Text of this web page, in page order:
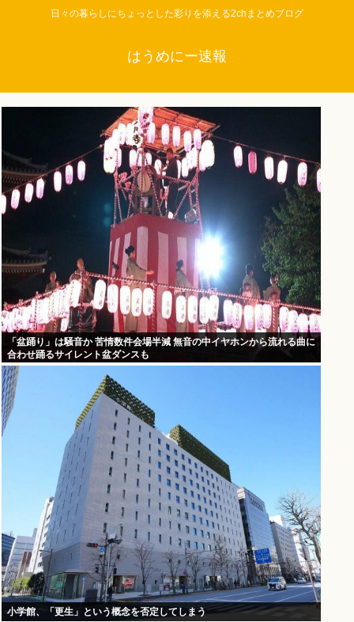
日々の暮らしにちょっとした彩りを添える2chまとめブログ
はうめにー速報
「盆踊り」は騒音か 苦情数件会場半減 無音の中イヤホンから流れる曲に
合わせ踊るサイレント盆ダンスも
小学館、「更生」という概念を否定してしまう